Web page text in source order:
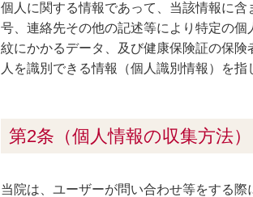
個人に関する情報であって、当該情報に
号、連絡先その他の記述等により特定の
紋にかかるデータ、及び健康保険証の保
人を識別できる情報（個人識別情報）を指
第2条（個人情報の収集方法）
当院は、ユーザーが問い合わせ等をする